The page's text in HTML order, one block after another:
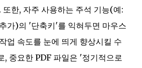
또한, 자주 사용하는 주석 기능(예:
가)의 '단축키'를 익혀두면 마우스
업 속도를 눈에 띄게 향상시킬 수
, 중요한 PDF 파일은 '정기적으로